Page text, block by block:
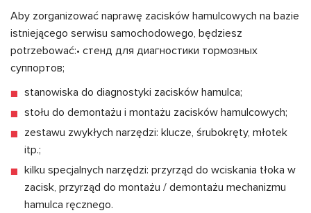
Aby zorganizować naprawę zacisków hamulcowych na bazie
istniejącego serwisu samochodowego, będziesz
potrzebować:• стенд для диагностики тормозных
суппортов;
stanowiska do diagnostyki zacisków hamulca;
stołu do demontażu i montażu zacisków hamulcowych;
zestawu zwykłych narzędzi: klucze, śrubokręty, młotek
itp.;
kilku specjalnych narzędzi: przyrząd do wciskania tłoka w
zacisk, przyrząd do montażu / demontażu mechanizmu
hamulca ręcznego.